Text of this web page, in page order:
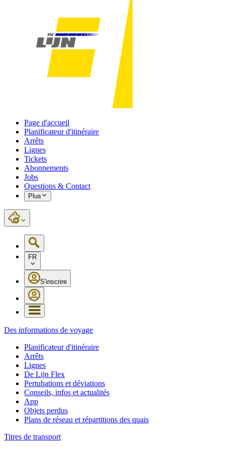
Page d'accueil
Planificateur d'itinéraire
Arrêts
Lignes
Tickets
Abonnements
Jobs
Questions & Contact
Plus
FR
S'inscrire
Des informations de voyage
Planificateur d'itinéraire
Arrêts
Lignes
De Lijn Flex
Pertubations et déviations
Conseils, infos et actualités
App
Objets perdus
Plans de réseau et répartitions des quais
Titres de transport